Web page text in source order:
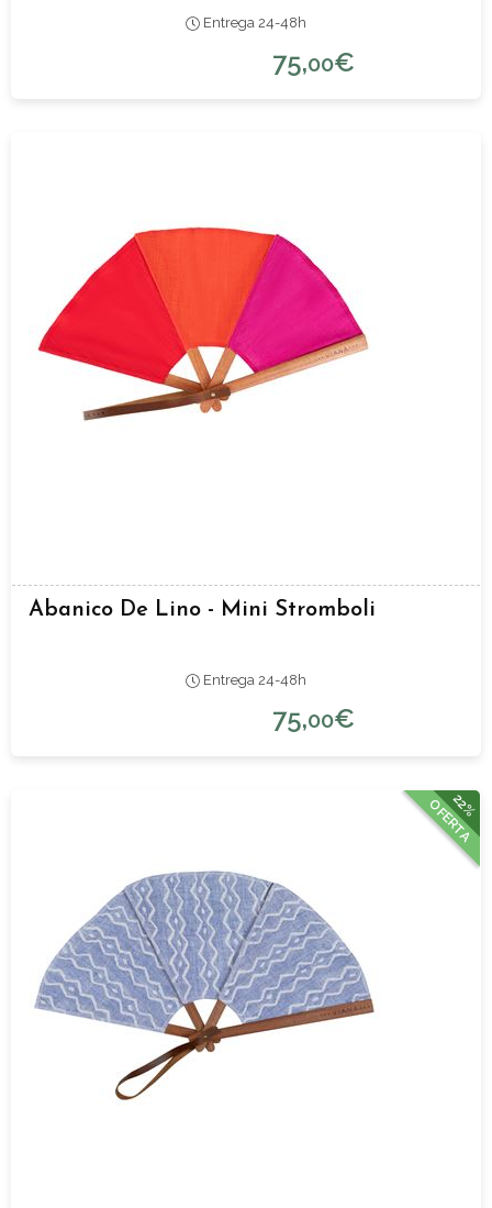
Entrega 24-48h
75,00€
Abanico De Lino - Mini Stromboli
Entrega 24-48h
75,00€
22%
OFERTA